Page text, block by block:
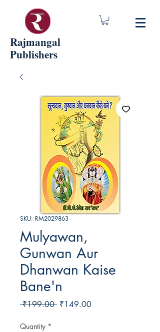
Rajmangal
Publishers
SKU: RM2029863
Mulyawan,
Gunwan Aur
Dhanwan Kaise
Bane'n
₹199.00 Regular
₹149.00Sale
Quantity *